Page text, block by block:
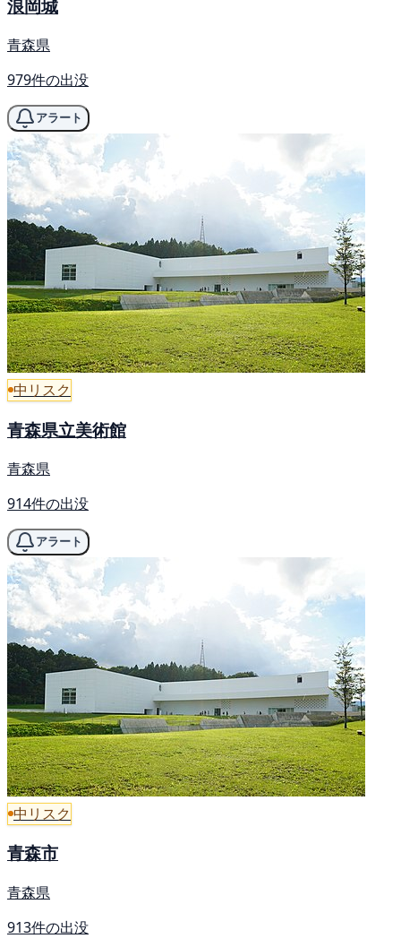
浪岡城
青森県
979件の出没
アラート
中リスク
青森県立美術館
青森県
914件の出没
アラート
中リスク
青森市
青森県
913件の出没